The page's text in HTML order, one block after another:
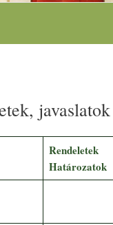
javaslatok
Rendeletek
Határozatok